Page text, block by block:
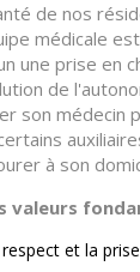
de nos
médicale
une prise en
de
son médecin
à son
valeurs
et la